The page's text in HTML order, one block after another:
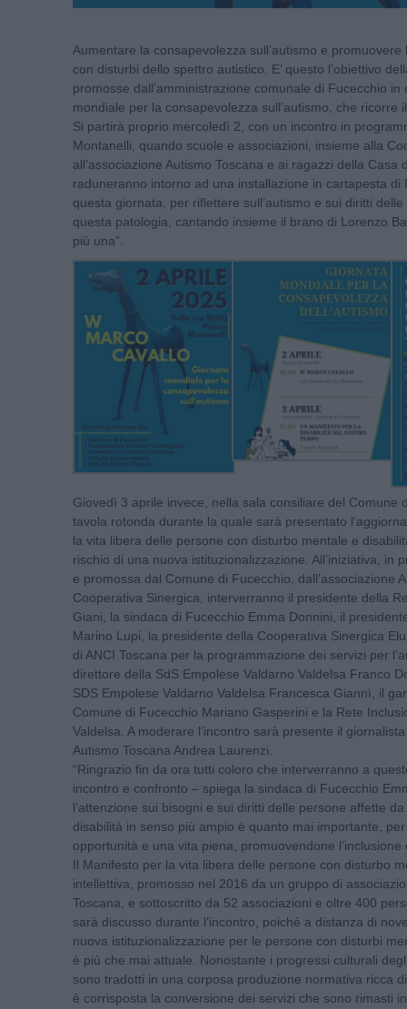
Aumentare la consapevolezza sull’autismo e
con disturbi dello spettro autistico. E’ questo l’obiettivo
promosse dall’amministrazione comunale di Fucecchio
mondiale per la consapevolezza sull’autismo, che ricorre
Si partirà proprio mercoledì 2, con un incontro in
Montanelli, quando scuole e associazioni, insieme alla
all’associazione Autismo Toscana e ai ragazzi della Casa
raduneranno intorno ad una installazione in cartapesta di
questa giornata, per riflettere sull’autismo e sui diritti
questa patologia, cantando insieme il brano di Lorenzo
più una”.
Giovedì 3 aprile invece, nella sala consiliare del Comune
tavola rotonda durante la quale sarà presentato
la vita libera delle persone con disturbo mentale e
rischio di una nuova istituzionalizzazione. All’iniziativa, in
e promossa dal Comune di Fucecchio, dall’associazione
Cooperativa Sinergica, interverranno il presidente della
Giani, la sindaca di Fucecchio Emma Donnini, il
Marino Lupi, la presidente della Cooperativa Sinergica
di ANCI Toscana per la programmazione dei servizi per
direttore della SdS Empolese Valdarno Valdelsa Franco
SDS Empolese Valdarno Valdelsa Francesca Giannì, il
Comune di Fucecchio Mariano Gasperini e la Rete
Valdelsa. A moderare l’incontro sarà presente il
Autismo Toscana Andrea Laurenzi.
“Ringrazio fin da ora tutti coloro che interverranno a
incontro e confronto – spiega la sindaca di Fucecchio
l’attenzione sui bisogni e sui diritti delle persone affette
disabilità in senso più ampio è quanto mai importante,
opportunità e una vita piena, promuovendone l’inclusione
Il Manifesto per la vita libera delle persone con disturbo
intellettiva, promosso nel 2016 da un gruppo di
Toscana, e sottoscritto da 52 associazioni e oltre 400
sarà discusso durante l’incontro, poiché a distanza di
nuova istituzionalizzazione per le persone con disturbi
è più che mai attuale. Nonostante i progressi culturali
sono tradotti in una corposa produzione normativa ricca
è corrisposta la conversione dei servizi che sono rimasti